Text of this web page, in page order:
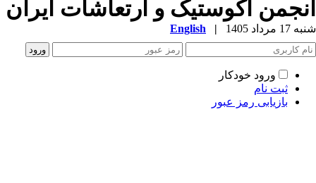
آکوستیک و ارتعاشات ایران
مرداد 1405 |
English
ورود خودکار
ثبت نام
بازیابی رمز عبور